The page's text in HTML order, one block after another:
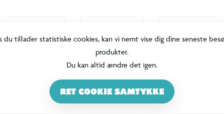
du tillader statistiske cookies, kan vi nemt vise dig dine seneste
produkter.
Du kan altid ændre det igen.
RET COOKIE SAMTYKKE